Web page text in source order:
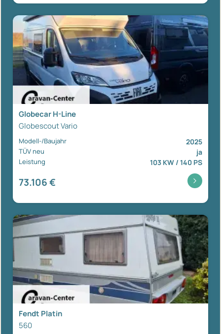
Globecar H-Line
Globescout Vario
Modell-/Baujahr 2025
TÜV neu ja
Leistung 103 KW / 140 PS
73.106 €
Fendt Platin
560